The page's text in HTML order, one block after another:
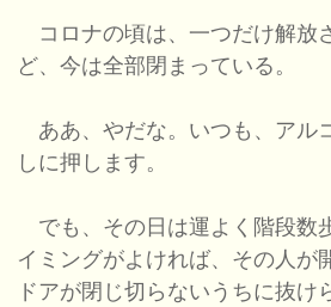
コロナの頃は、一つだけ解放
ど、今は全部閉まっている。
ああ、やだな。いつも、アル
しに押します。
でも、その日は運よく階段数
イミングがよければ、その人が
ドアが閉じ切らないうちに抜け